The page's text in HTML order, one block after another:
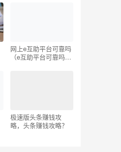
网上e互助平台可靠吗
（e互助平台可靠吗知
极速版头条赚钱攻
略，头条赚钱攻略？